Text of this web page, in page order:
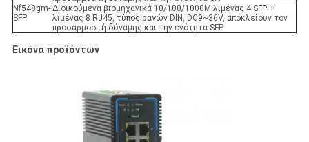
Nf548gm-
SFP
Διοικούμενα βιομηχανικά 10/100/1000M λιμένας 4 SFP +
λιμένας 8 RJ45, τύπος ραγών DIN, DC9~36V, αποκλείουν τον
προσαρμοστή δύναμης και την ενότητα SFP
Εικόνα προϊόντων